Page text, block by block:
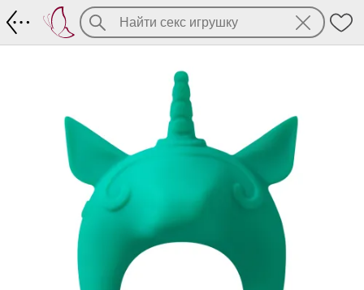
Эрекционное кольцо Mimi animals: